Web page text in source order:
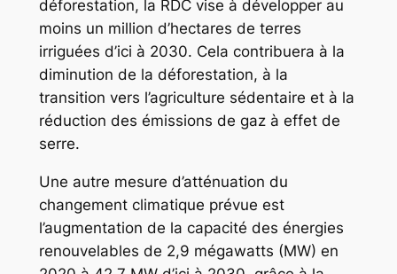
déforestation, la RDC vise à développer au
moins un million d’hectares de terres
irriguées d’ici à 2030. Cela contribuera à la
diminution de la déforestation, à la
transition vers l’agriculture sédentaire et à la
réduction des émissions de gaz à effet de
serre.
Une autre mesure d’atténuation du
changement climatique prévue est
l’augmentation de la capacité des énergies
renouvelables de 2,9 mégawatts (MW) en